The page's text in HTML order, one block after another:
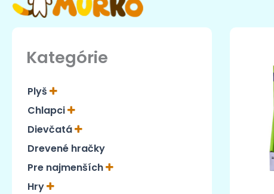
Kategórie
Plyš
Chlapci
Dievčatá
Drevené hračky
Pre najmenších
Hry